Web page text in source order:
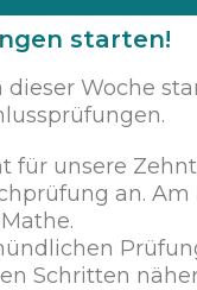
starten!
Woche
für unsere
an.
Schritten